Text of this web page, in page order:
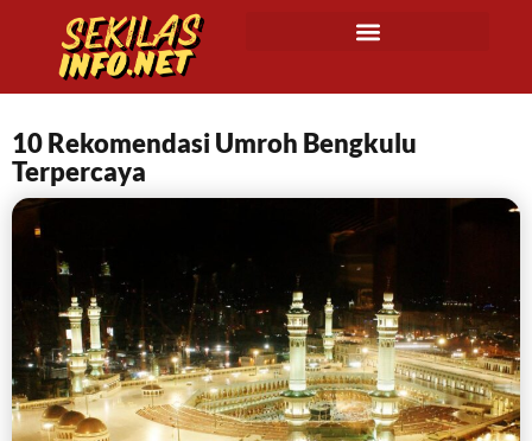
10 Rekomendasi Umroh Bengkulu
Terpercaya